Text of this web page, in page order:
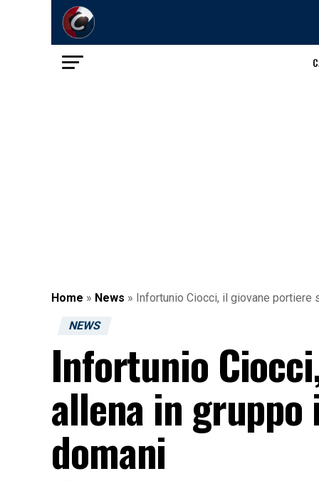
Home » News » Infortunio Ciocci, il giovane portiere
NEWS
Infortunio
allena in
domani